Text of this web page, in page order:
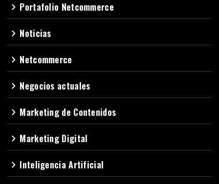
navigate_next Portafolio Netcommerce
navigate_next Noticias
navigate_next Netcommerce
navigate_next Negocios actuales
navigate_next Marketing de Contenidos
navigate_next Marketing Digital
navigate_next Inteligencia Artificial